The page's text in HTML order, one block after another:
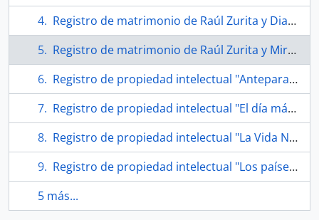
Registro de matrimonio de Raúl Zurita y Diamela Eltit
Registro de matrimonio de Raúl Zurita y Miriam Martínez Holger
Registro de propiedad intelectual "Anteparaíso"
Registro de propiedad intelectual "El día más blanco"
Registro de propiedad intelectual "La Vida Nueva"
Registro de propiedad intelectual "Los países muertos"
5 más...